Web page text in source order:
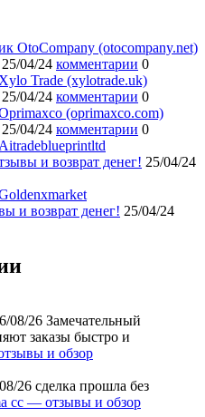
OtoCompany (otocompany.net)
25/04/24 комментарии 0
Trade (xylotrade.uk)
25/04/24 комментарии 0
(oprimaxco.com)
25/04/24 комментарии 0
и возврат денег! 25/04/24
и возврат денег! 25/04/24
08/26 Замечательный
заказы быстро и
и обзор
26 сделка прошла без
cc — отзывы и обзор